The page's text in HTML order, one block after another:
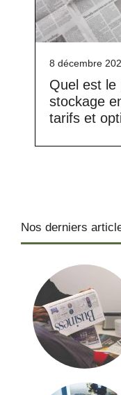
8 décembre
Quel est le
stockage
tarifs et
Nos derniers